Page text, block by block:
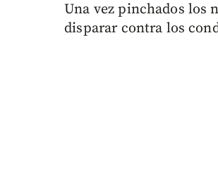
Una vez pinchados los
disparar contra los